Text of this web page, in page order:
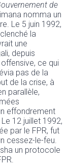
de
nomma un
Le 5 juin 1992,
la
une
depuis
ce qui
pas de la
de la crise, à
parallèle,
effondrement
12 juillet 1992,
par le FPR, fut
cessez-le-feu.
un protocole